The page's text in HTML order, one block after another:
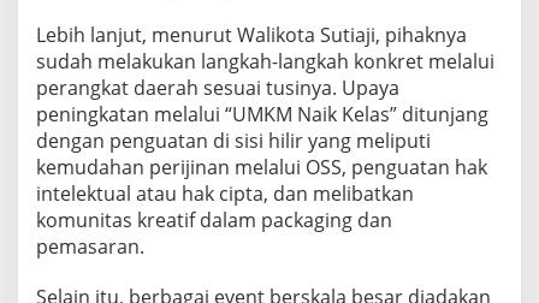
Lebih lanjut, menurut Walikota Sutiaji, pihaknya
sudah melakukan langkah-langkah konkret melalui
perangkat daerah sesuai tusinya. Upaya
peningkatan melalui “UMKM Naik Kelas” ditunjang
dengan penguatan di sisi hilir yang meliputi
kemudahan perijinan melalui OSS, penguatan hak
intelektual atau hak cipta, dan melibatkan
komunitas kreatif dalam packaging dan
pemasaran.
Selain itu, berbagai event berskala besar diadakan